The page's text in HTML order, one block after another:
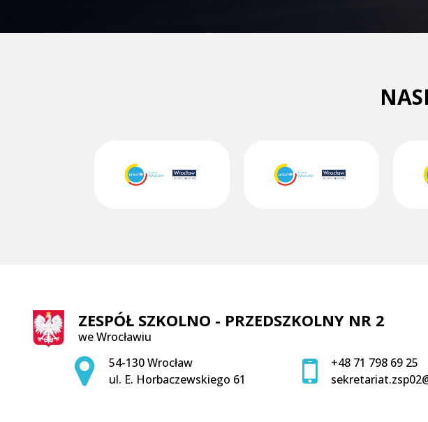
ZESPÓŁ SZKOLNO - PRZEDSZKOLNY NR 2
we Wrocławiu
Adres pocztowy:
54-130 Wrocław
ul. E. Horbaczewskiego 61
+48 71 798 69 25